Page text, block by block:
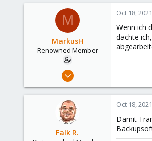
2,915
M
MarkusH
Renowned Member
Nov 30, 2011
11
Oct 18, 2021
Wenn ich
dachte
Falk R.
Oct 18, 2021
Damit